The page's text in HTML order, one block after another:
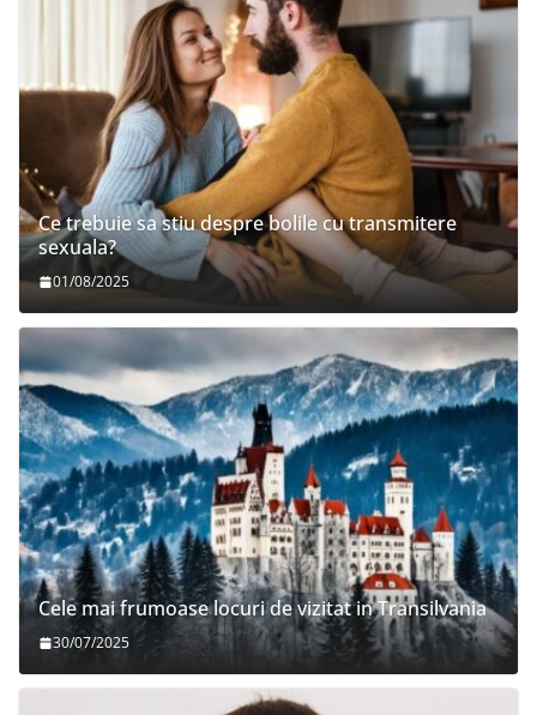
Ce trebuie sa stiu despre bolile cu transmitere
sexuala?
01/08/2025
Cele mai frumoase locuri de vizitat in Transilvania
30/07/2025